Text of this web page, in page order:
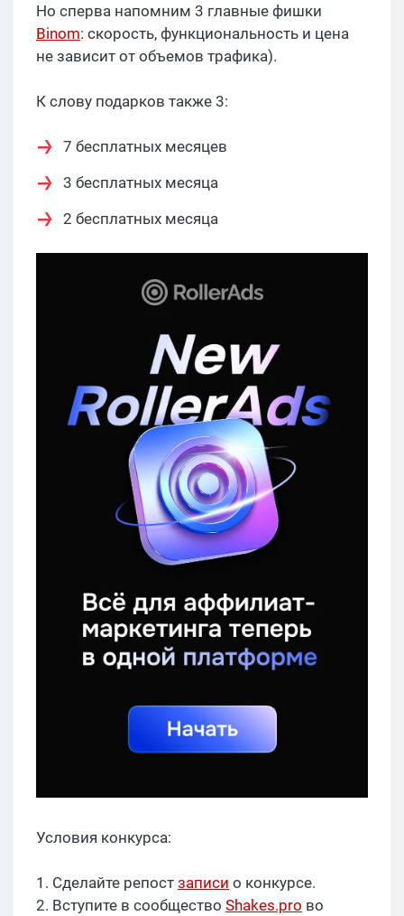
Но сперва напомним 3 главные фишки
Binom: скорость, функциональность и цена
не зависит от объемов трафика).
К слову подарков также 3:
7 бесплатных месяцев
3 бесплатных месяца
2 бесплатных месяца
Условия конкурса:
1. Сделайте репост записи о конкурсе.
2. Вступите в сообщество Shakes.pro во